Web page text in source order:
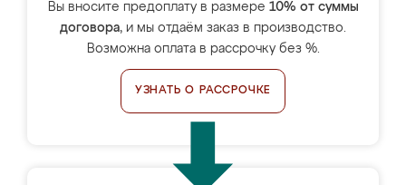
Вы вносите предоплату в размере 10% от суммы
договора, и мы отдаём заказ в производство.
Возможна оплата в рассрочку без %.
УЗНАТЬ О РАССРОЧКЕ